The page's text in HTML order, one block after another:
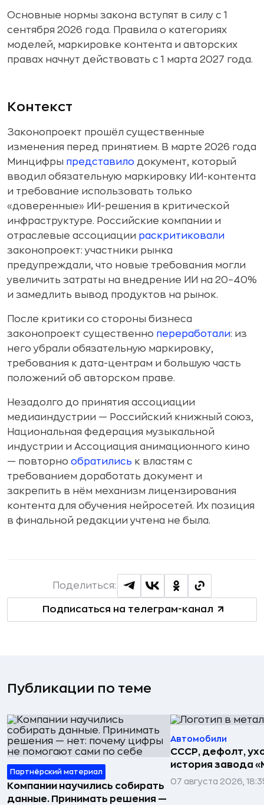
Основные нормы закона вступят в силу с 1
сентября 2026 года. Правила о категориях
моделей, маркировке контента и авторских
правах начнут действовать с 1 марта 2027 года.
Контекст
Законопроект прошёл существенные
изменения перед принятием. В марте 2026 года
Минцифры представило документ, который
вводил обязательную маркировку ИИ-контента
и требование использовать только
«доверенные» ИИ-решения в критической
инфраструктуре. Российские компании и
отраслевые ассоциации раскритиковали
законопроект: участники рынка
предупреждали, что новые требования могли
увеличить затраты на внедрение ИИ на 20–40%
и замедлить вывод продуктов на рынок.
После критики со стороны бизнеса
законопроект существенно переработали: из
него убрали обязательную маркировку,
требования к дата-центрам и большую часть
положений об авторском праве.
Незадолго до принятия ассоциации
медиаиндустрии — Российский книжный союз,
Национальная федерация музыкальной
индустрии и Ассоциация анимационного кино
— повторно обратились к властям с
требованием доработать документ и
закрепить в нём механизм лицензирования
контента для обучения нейросетей. Их позиция
в финальной редакции учтена не была.
Подписаться на телеграм-канал
Поделиться:
Публикации по теме
Партнёрский материал
Компании научились собирать
данные. Принимать решения —
Автомобили
СССР, дефолт,
история завода
07 августа 2026,